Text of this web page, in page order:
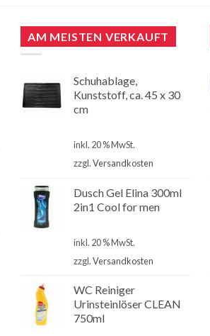
AM MEISTEN VERKAUFT
Schuhablage,
Kunststoff, ca. 45 x 30
cm
inkl. 20 % MwSt.
zzgl.Versandkosten
Dusch Gel Elina 300ml
2in1 Cool for men
inkl. 20 % MwSt.
zzgl.Versandkosten
WC Reiniger
Urinsteinlöser CLEAN
750ml